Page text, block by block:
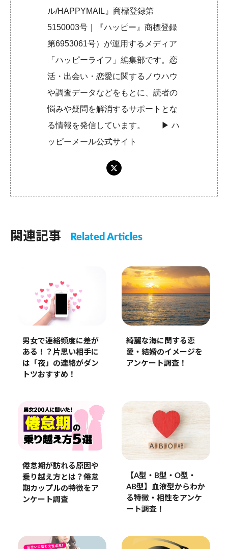
ル/HAPPYMAIL』商標登録第
5150003号｜『ハッピー』商標登録
第6953061号）が運用するメディア
「ハッピーライフ」編集部です。恋
活・出会い・恋愛に関するノウハウ
や調査データなどをもとに、読者の
悩みや疑問を解消するサポートとな
る情報を発信しています。 ▶︎ハ
ッピーメール公式サイト
関連記事 Related Articles
男女で連絡頻度に差が
ある！？片思い相手に
は「夜」の連絡がダン
トツおすすめ！
綺麗な海に関する恋
愛・結婚のイメージを
アンケート調査！
倦怠期が訪れる原因や
乗り越え方とは？倦怠
期カップルの特徴をア
ンケート調査
【A型・B型・O型・
AB型】血液型からわか
る特徴・相性をアンケ
ート調査！